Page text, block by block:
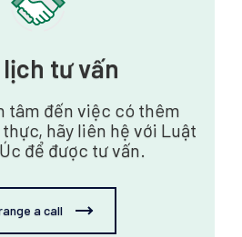
tư vấn
tâm đến việc có thêm
hãy liên hệ với Luật
để được tư vấn.
a call